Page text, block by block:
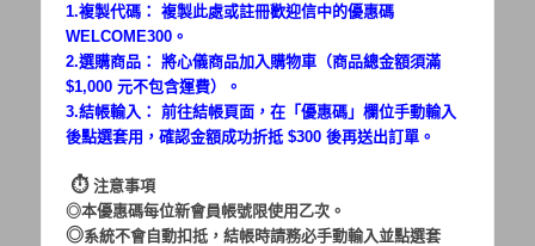
帳號：
密碼：
1.複製代碼： 複製此處或註冊歡迎信中的優惠碼
WELCOME300。
2.選購商品： 將心儀商品加入購物車（商品總金額須滿
$1,000 元不包含運費）。
3.結帳輸入： 前往結帳頁面，在「優惠碼 」欄位手動輸入
後點選套用，確認金額成功折抵 $300 後再送出訂單。
⏱︎ 注意事項
◎本優惠碼每位新會員帳號限使用乙次。
◎系統不會自動扣抵，結帳時請務必手動輸入並點選套